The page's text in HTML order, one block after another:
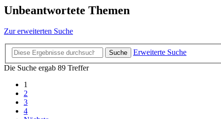
Unbeantwortete Themen
Zur erweiterten Suche
Suche
Erweiterte Suche
Die Suche ergab 89 Treffer
1
2
3
4